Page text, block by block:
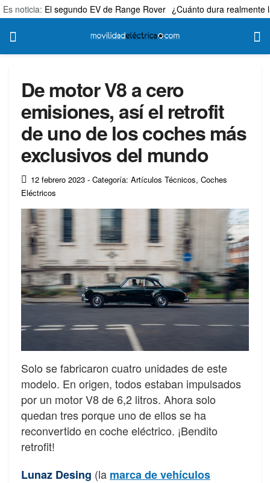
Es noticia: El segundo EV de Range Rover ¿Cuánto dura realmente
De motor V8 a cero
emisiones, así el retrofit
de uno de los coches más
exclusivos del mundo
12 febrero 2023 - Categoría: Artículos Técnicos, Coches
Eléctricos
Solo se fabricaron cuatro unidades de este
modelo. En origen, todos estaban impulsados
por un motor V8 de 6,2 litros. Ahora solo
quedan tres porque uno de ellos se ha
reconvertido en coche eléctrico. ¡Bendito
retrofit!
Lunaz Desing (la marca de vehículos